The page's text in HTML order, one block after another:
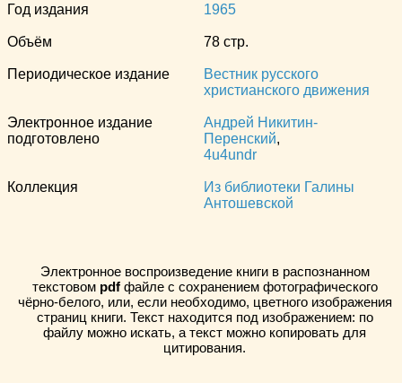
Год издания 1965
Объём 78 стр.
Периодическое издание
Вестник русского
христианского движения
Электронное издание
подготовлено
Андрей Никитин-
Перенский,
4u4undr
Коллекция
Из библиотеки Галины
Антошевской
Электронное воспроизведение книги в распознанном
текстовом pdfфайле с сохранением фотографического
чёрно-белого, или, если необходимо, цветного изображения
страниц книги. Текст находится под изображением: по
файлу можно искать, а текст можно копировать для
цитирования.